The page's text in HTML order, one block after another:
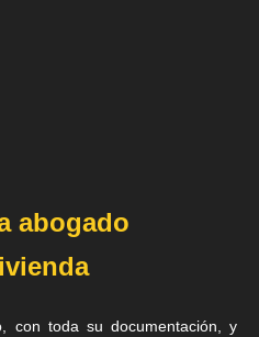
abogado
con toda su documentación, y